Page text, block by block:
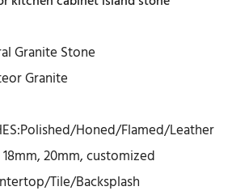
Granite Stone
Granite
Honed/Flamed/Leather
18mm, 20mm, customized
Tile/Backsplash